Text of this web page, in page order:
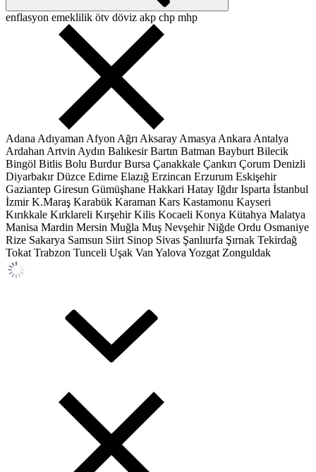
enflasyon emeklilik ötv döviz akp chp mhp
Adana Adıyaman Afyon Ağrı Aksaray Amasya Ankara Antalya
Ardahan Artvin Aydın Balıkesir Bartın Batman Bayburt Bilecik
Bingöl Bitlis Bolu Burdur Bursa Çanakkale Çankırı Çorum Denizli
Diyarbakır Düzce Edirne Elazığ Erzincan Erzurum Eskişehir
Gaziantep Giresun Gümüşhane Hakkari Hatay Iğdır Isparta İstanbul
İzmir K.Maraş Karabük Karaman Kars Kastamonu Kayseri
Kırıkkale Kırklareli Kırşehir Kilis Kocaeli Konya Kütahya Malatya
Manisa Mardin Mersin Muğla Muş Nevşehir Niğde Ordu Osmaniye
Rize Sakarya Samsun Siirt Sinop Sivas Şanlıurfa Şırnak Tekirdağ
Tokat Trabzon Tunceli Uşak Van Yalova Yozgat Zonguldak